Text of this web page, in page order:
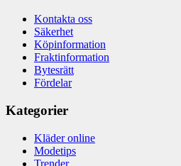
Kontakta oss
Säkerhet
Köpinformation
Fraktinformation
Bytesrätt
Fördelar
Kategorier
Kläder online
Modetips
Trender